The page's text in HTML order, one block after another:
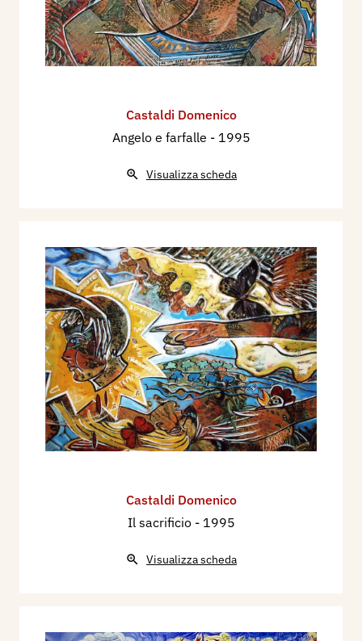
Castaldi Domenico
Angelo e farfalle - 1995
Visualizza scheda
Castaldi Domenico
Il sacrificio - 1995
Visualizza scheda